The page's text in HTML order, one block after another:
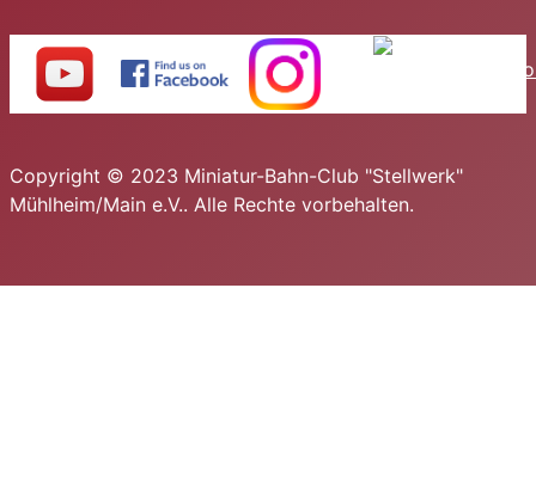
Copyright © 2023 Miniatur-Bahn-Club "Stellwerk"
Mühlheim/Main e.V.. Alle Rechte vorbehalten.